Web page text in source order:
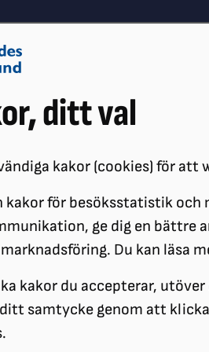
ditt val
kakor (cookies) för att
kakor för besöksstatistik
ge dig en bättre
Du kan läsa
kakor du accepterar,
samtycke genom att
Påverkansarbete
DISTRIKT SRF